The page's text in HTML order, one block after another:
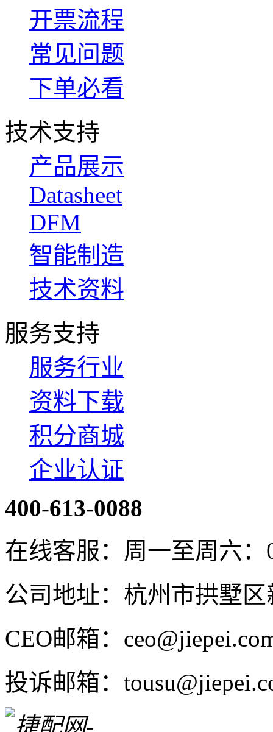
开票流程
常见问题
下单必看
技术支持
产品展示
Datasheet
DFM
智能制造
技术资料
服务支持
服务行业
资料下载
积分商城
企业认证
400-613-0088
在线客服：周一至周六：
公司地址：杭州市拱墅
CEO邮箱：
投诉邮箱：